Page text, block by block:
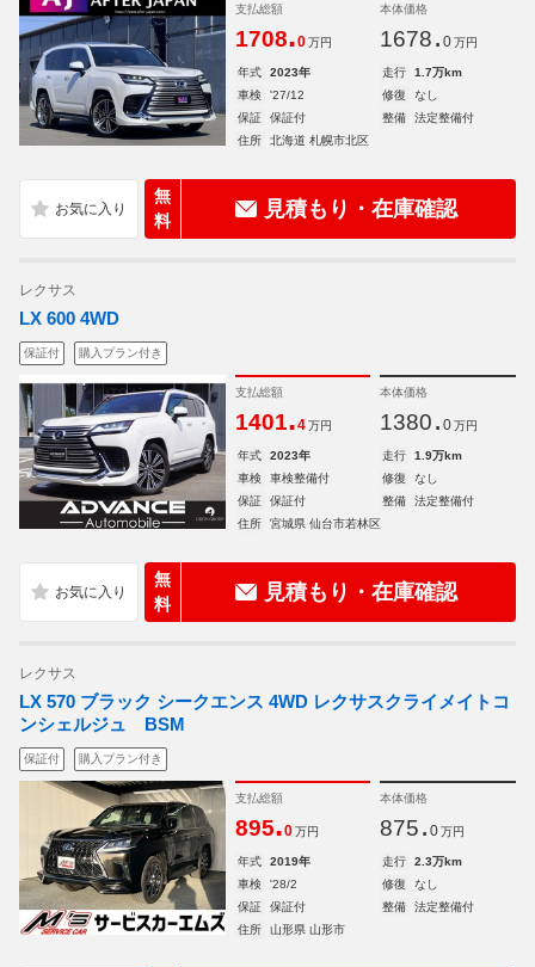
支払総額
1708.0 万円
本体価格
1678. 0 万円
年式 2023年 走行
1.7万km
車検
'27/12 修復
なし
保証
保証付 整備
法定整備付
住所
北海道 札幌市北区
無
料
見積もり・在庫確認
レクサス
LX 600 4WD
保証付 購入プラン付き
支払総額
1401.4 万円
本体価格
1380. 0 万円
年式 2023年 走行
1.9万km
車検
車検整備付 修復
なし
保証
保証付 整備
法定整備付
住所
宮城県 仙台市若林区
無
料
見積もり・在庫確認
レクサス
LX 570 ブラック シークエンス 4WD レクサスクライメイトコ
ンシェルジュ BSM
保証付 購入プラン付き
支払総額
895.0 万円
本体価格
875. 0 万円
年式 2019年 走行
2.3万km
車検
'28/2 修復
なし
保証
保証付 整備
法定整備付
住所
山形県 山形市